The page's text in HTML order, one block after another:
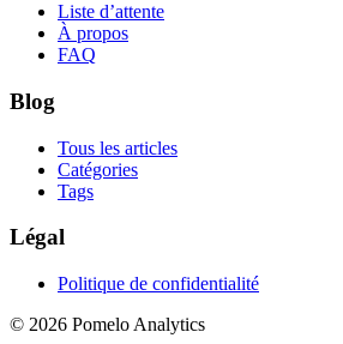
Liste d’attente
À propos
FAQ
Blog
Tous les articles
Catégories
Tags
Légal
Politique de confidentialité
© 2026 Pomelo Analytics